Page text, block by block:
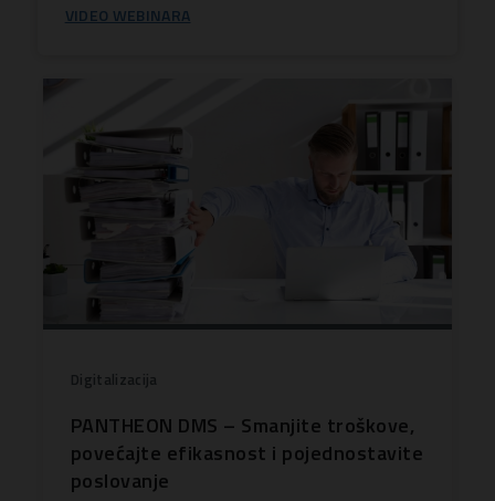
VIDEO WEBINARA
Digitalizacija
PANTHEON DMS – Smanjite troškove,
povećajte efikasnost i pojednostavite
poslovanje